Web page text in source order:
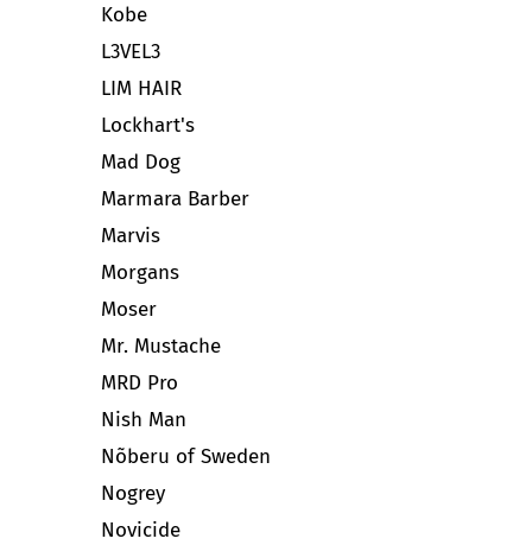
Kobe
L3VEL3
LIM HAIR
Lockhart's
Mad Dog
Marmara Barber
Marvis
Morgans
Moser
Mr. Mustache
MRD Pro
Nish Man
Nõberu of Sweden
Nogrey
Novicide